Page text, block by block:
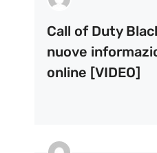
Call of Duty
nuove
online [VIDEO]